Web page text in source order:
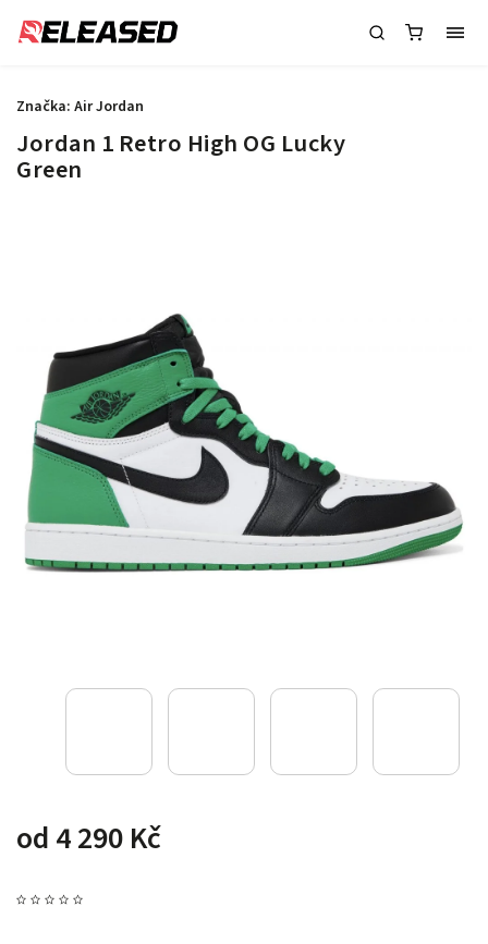
Jordan 1 Retro High OG Lucky
Green
od 4 290 Kč
Značka: Air Jordan